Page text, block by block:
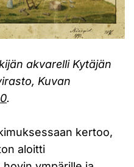
akvarelli Kytäjän
Kuvan
.
kertoo,
aloitti